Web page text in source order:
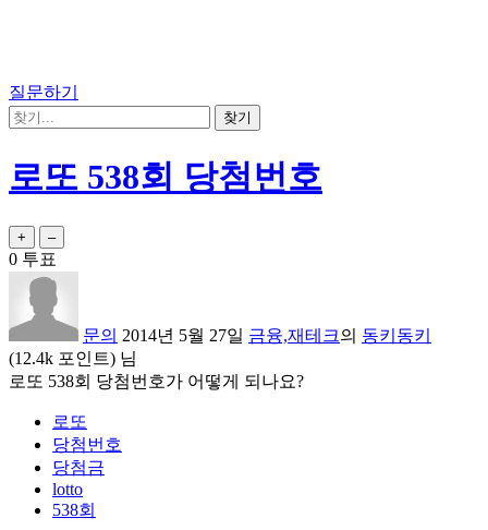
질문하기
로또 538회 당첨번호
0 투표
문의 2014년 5월 27일 금융,재테크의 동키동키
(12.4k 포인트) 님
로또 538회 당첨번호가 어떻게 되나요?
로또
당첨번호
당첨금
lotto
538회